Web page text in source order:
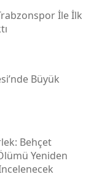
İle İlk
Büyük
Behçet
Yeniden